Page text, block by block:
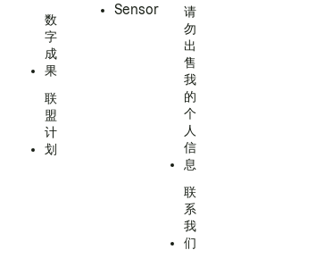
数
字
成
果
联
盟
计
划
Sensor
请
勿
出
售
我
的
个
人
信
息
联
系
我
们